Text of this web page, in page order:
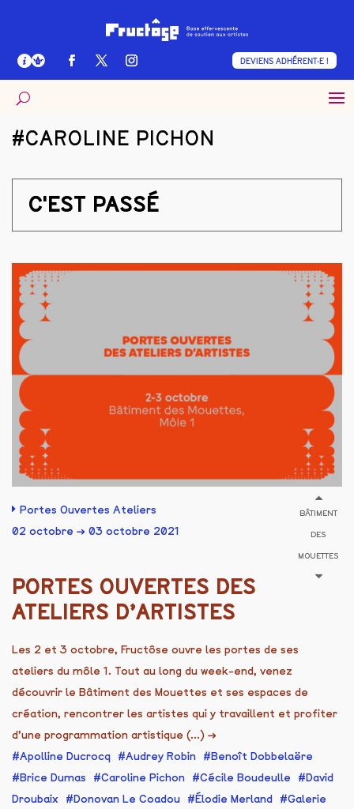
DEVIENS ADHÉRENT·E !
#CAROLINE PICHON
C'EST PASSÉ
Portes Ouvertes Ateliers
02 octobre → 03 octobre 2021
BÂTIMENT
DES
MOUETTES
PORTES OUVERTES DES
ATELIERS D’ARTISTES
Les 2 et 3 octobre, Fructôse ouvre les portes de ses
ateliers du môle 1. Tout au long du week-end, venez
découvrir le Bâtiment des Mouettes et ses espaces de
création, rencontrer les artistes qui y travaillent et profiter
d’une programmation artistique (...) →
Apolline Ducrocq
Audrey Robin
Benoît Dobbelaëre
Brice Dumas
Caroline Pichon Cécile Boudeulle
David
Droubaix
Donovan Le Coadou Élodie Merland
Galerie